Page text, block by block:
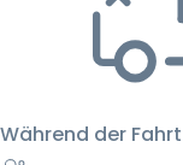
Während der Fahrt